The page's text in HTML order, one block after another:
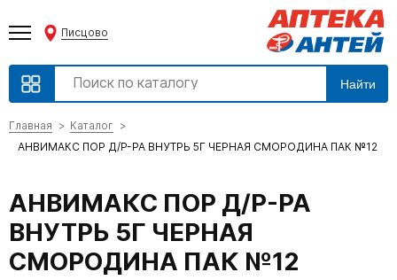
Писцово
Найти
Главная
Каталог
АНВИМАКС ПОР Д/Р-РА ВНУТРЬ 5Г ЧЕРНАЯ СМОРОДИНА ПАК №12
АНВИМАКС ПОР Д/Р-РА
ВНУТРЬ 5Г ЧЕРНАЯ
СМОРОДИНА ПАК №12